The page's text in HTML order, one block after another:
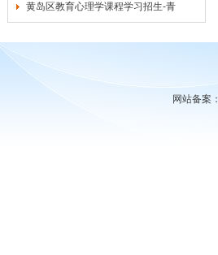
黄岛区教育心理学课程学习招生-青
网站备案：